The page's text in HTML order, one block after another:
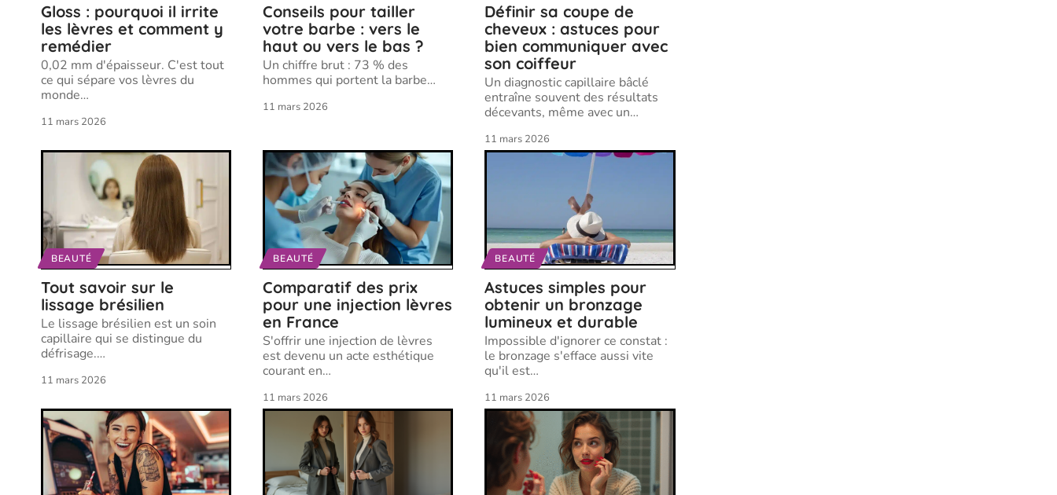
Gloss : pourquoi il irrite
les lèvres et comment y
remédier
0,02 mm d'épaisseur. C'est tout
ce qui sépare vos lèvres du
monde…
11 mars 2026
Conseils pour tailler
votre barbe : vers le
haut ou vers le bas ?
Un chiffre brut : 73 % des
hommes qui portent la barbe…
11 mars 2026
Définir sa coupe de
cheveux : astuces pour
bien communiquer avec
son coiffeur
Un diagnostic capillaire bâclé
entraîne souvent des résultats
décevants, même avec un…
11 mars 2026
BEAUTÉ
Tout savoir sur le
lissage brésilien
Le lissage brésilien est un soin
capillaire qui se distingue du
défrisage.…
11 mars 2026
BEAUTÉ
Comparatif des prix
pour une injection lèvres
en France
S'offrir une injection de lèvres
est devenu un acte esthétique
courant en…
11 mars 2026
BEAUTÉ
Astuces simples pour
obtenir un bronzage
lumineux et durable
Impossible d'ignorer ce constat :
le bronzage s'efface aussi vite
qu'il est…
11 mars 2026